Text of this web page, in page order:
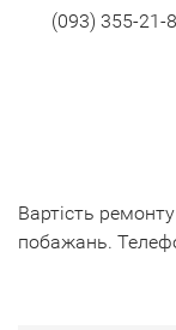
(093) 355-21-
Вартість
побажань.